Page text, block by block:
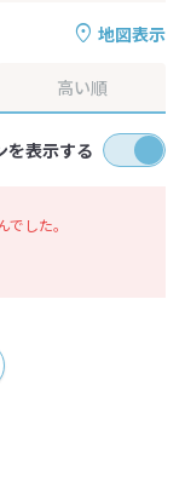
地図表示
高い順
を表示する
した。